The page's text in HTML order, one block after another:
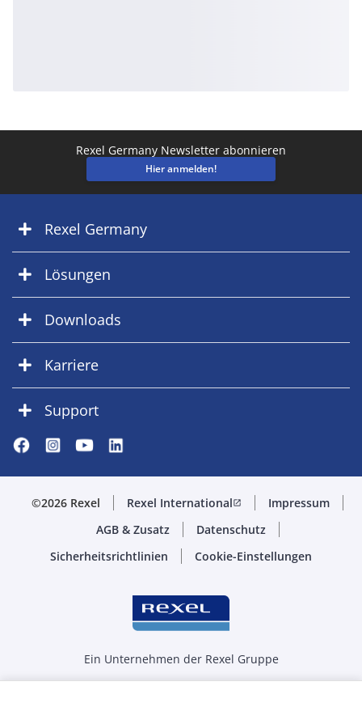
Rexel Germany Newsletter abonnieren
Hier anmelden!
Rexel Germany
Lösungen
Downloads
Karriere
Support
©2026 Rexel Rexel Internationalopen_in_new
Impressum
AGB & Zusatz
Datenschutz
Sicherheitsrichtlinien
Cookie-Einstellungen
Ein Unternehmen der Rexel Gruppe